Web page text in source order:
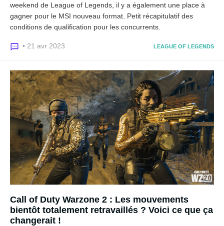
weekend de League of Legends, il y a également une place à
gagner pour le MSI nouveau format. Petit récapitulatif des
conditions de qualification pour les concurrents.
• 21 avr 2023 LEAGUE OF LEGENDS
Call of Duty Warzone 2 : Les mouvements
bientôt totalement retravaillés ? Voici ce que ça
changerait !